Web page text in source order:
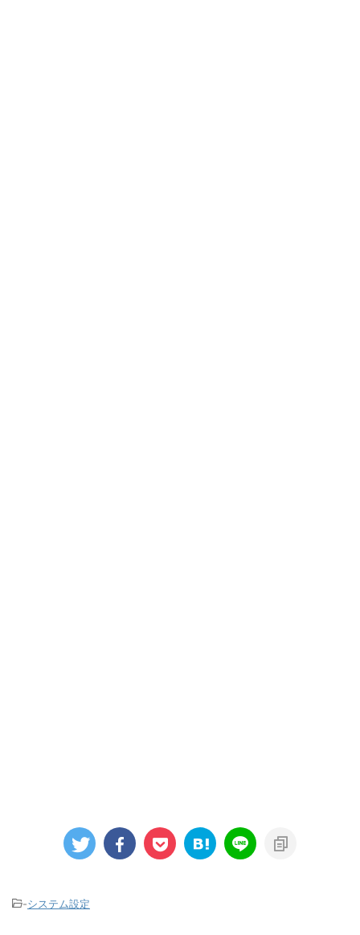
-システム設定